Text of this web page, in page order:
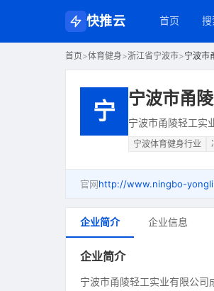
快推云 首页 搜
首页>体育健身>浙江省宁波市>宁波市
宁 宁波市甬
宁波市甬陵轻工实
宁波体育健身行业
官网http://www.ningbo-
企业简介 企业信息
企业简介
宁波市甬陵轻工实业有限公